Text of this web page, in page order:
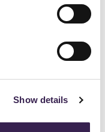
Show details